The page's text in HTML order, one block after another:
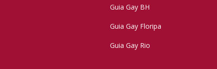
Guia Gay BH
Guia Gay Floripa
Guia Gay Rio